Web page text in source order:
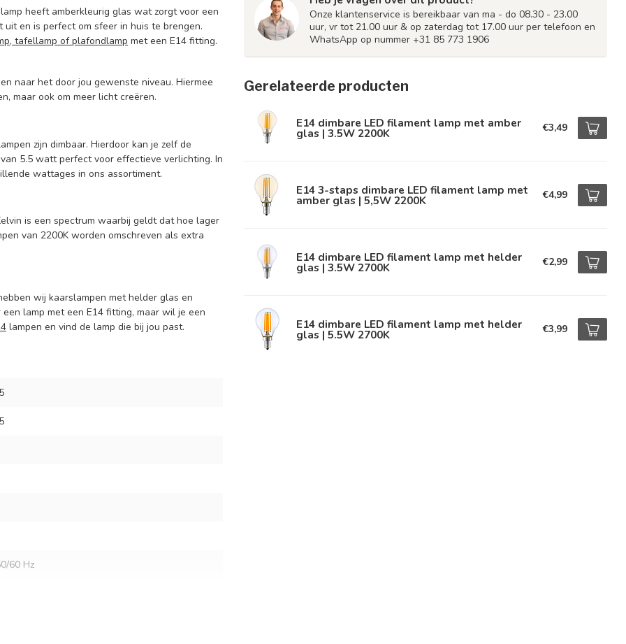
heeft amberkleurig glas wat zorgt voor een
en is perfect om sfeer in huis te brengen.
, tafellamp ofplafondlamp met een E14 fitting.
naar het door jou gewenste niveau. Hiermee
maar ook om meer licht creëren.
zijn dimbaar. Hierdoor kan je zelf de
5.5 watt perfect voor effectieve verlichting. In
wattages in ons assortiment.
is een spectrum waarbij geldt dat hoe lager
van 2200K worden omschreven als extra
wij kaarslampen met helder glas en
lamp met een E14 fitting, maar wil je een
lampen en vind de lamp die bij jou past.
60 Hz
Onze klantenservice is bereikbaar van ma - do 08.30 - 23.00
uur, vr tot 21.00 uur & op zaterdag tot 17.00 uur per telefoon en
WhatsApp op nummer +31 85 773 1906
Gerelateerde producten
E14 dimbare LED filament lamp met amber
glas | 3.5W 2200K €3,49
E14 3-staps dimbare LED filament lamp met
amber glas | 5,5W 2200K €4,99
E14 dimbare LED filament lamp met helder
glas | 3.5W 2700K €2,99
E14 dimbare LED filament lamp met helder
glas | 5.5W 2700K €3,99